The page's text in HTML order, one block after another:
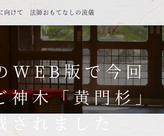
向けて 法師おもてなしの流儀
WEB版で今回
神木「黄門杉」
されました